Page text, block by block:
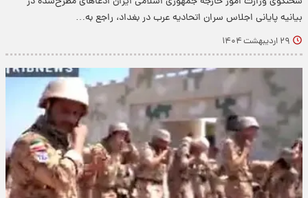
بیانیه پایانی اجلاس سران اتحادیه عرب در بغداد، راجع به…
۲۹ اردیبهشت ۱۴۰۴